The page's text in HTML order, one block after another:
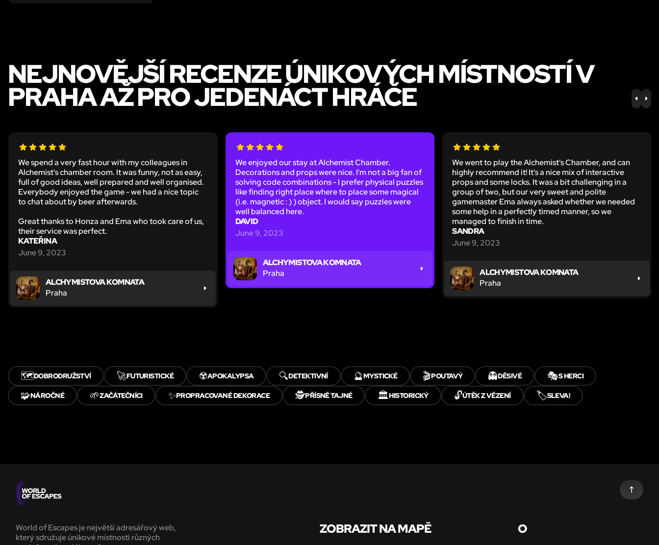
NEJNOVĚJŠÍ RECENZE ÚNIKOVÝCH MÍSTNOSTÍ V
PRAHA AŽ PRO JEDENÁCT HRÁČE PREV
We spend a very fast hour with my colleagues in
Alchemist's chamber room. It was funny, not as easy,
full of good ideas, well prepared and well organised.
Everybody enjoyed the game - we had a nice topic
to chat about by beer afterwards.
Great thanks to Honza and Ema who took care of us,
their service was perfect.
KATEŘINA
June 9, 2023
ALCHYMISTOVA KOMNATA
Praha
We enjoyed our stay at Alchemist Chamber.
Decorations and props were nice. I'm not a big fan of
solving code combinations - I prefer physical puzzles
like finding right place where to place some magical
(i.e. magnetic : ) ) object. I would say puzzles were
well balanced here.
DAVID
June 9, 2023
ALCHYMISTOVA KOMNATA
Praha
We went to play the Alchemist's Chamber, and can
highly recommend it! It's a nice mix of interactive
props and some locks. It was a bit challenging in a
group of two, but our very sweet and polite
gamemaster Ema always asked whether we needed
some help in a perfectly timed manner, so we
managed to finish in time.
SANDRA
June 9, 2023
ALCHYMISTOVA KOMNATA
Praha
🗺️DOBRODRUŽSTVÍ 🚀FUTURISTICKÉ ☢️APOKALYPSA 🔍DETEKTIVNÍ 🔮MYSTICKÉ 🎬POUTAVÝ 👻DĚSIVÉ 🎭S HERCI
🧩NÁROČNÉ 🌱ZAČÁTEČNÍCI ✨PROPRACOVANÉ DEKORACE 🕵️PŘÍSNĚ TAJNÉ 🏛️HISTORICKÝ 🔓ÚTĚK Z VĚZENÍ 🏷️SLEVA!
World of Escapes je největší adresářový web,
který sdružuje únikové místnosti různých
ZOBRAZIT NA MAPĚ
O